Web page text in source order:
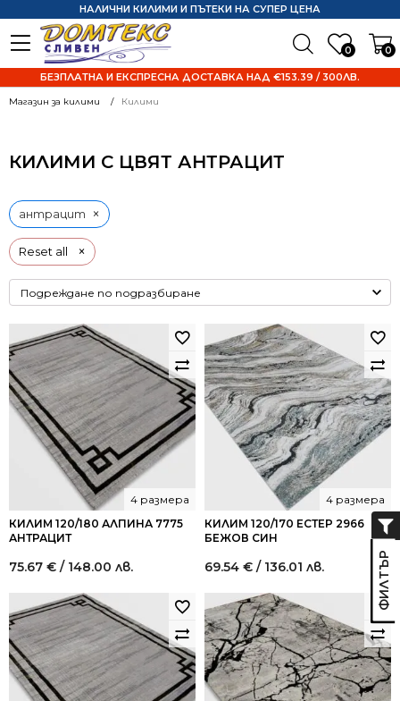
0 0
НАЛИЧНИ КИЛИМИ И ПЪТЕКИ НА СУПЕР ЦЕНА
БЕЗПЛАТНА И ЕКСПРЕСНА ДОСТАВКА НАД €153.39 / 300ЛВ.
Магазин за килими Килими
КИЛИМИ С ЦВЯТ АНТРАЦИТ
Reset all ×
антрацит ×
КИЛИМ 120/180 АЛПИНА 7775
АНТРАЦИТ
4 размера
75.67 € / 148.00 лв.
КИЛИМ 120/170 ЕСТЕР 2966
БЕЖОВ СИН
4 размера
69.54 € / 136.01 лв.